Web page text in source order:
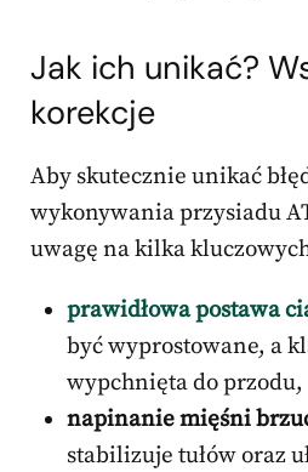
Jak ich unikać?
korekcje
Aby skutecznie unikać
wykonywania przysiadu
uwagę na kilka
prawidłowa postawa
być wyprostowane, a
wypchnięta do przodu,
napinanie mięśni
stabilizuje tułów oraz